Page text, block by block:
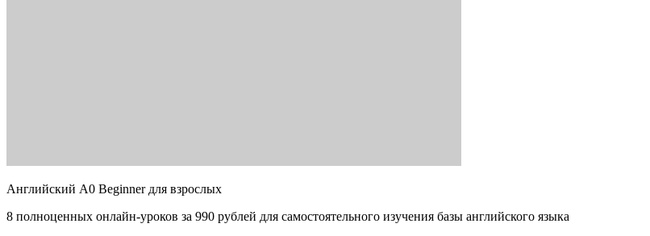
Английский A0 Beginner для взрослых
8 полноценных онлайн-уроков за 990 рублей для самостоятельного изучения базы английского языка